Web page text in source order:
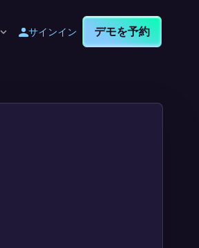
サインイン デモを予約